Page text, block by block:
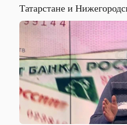
Татарстане и